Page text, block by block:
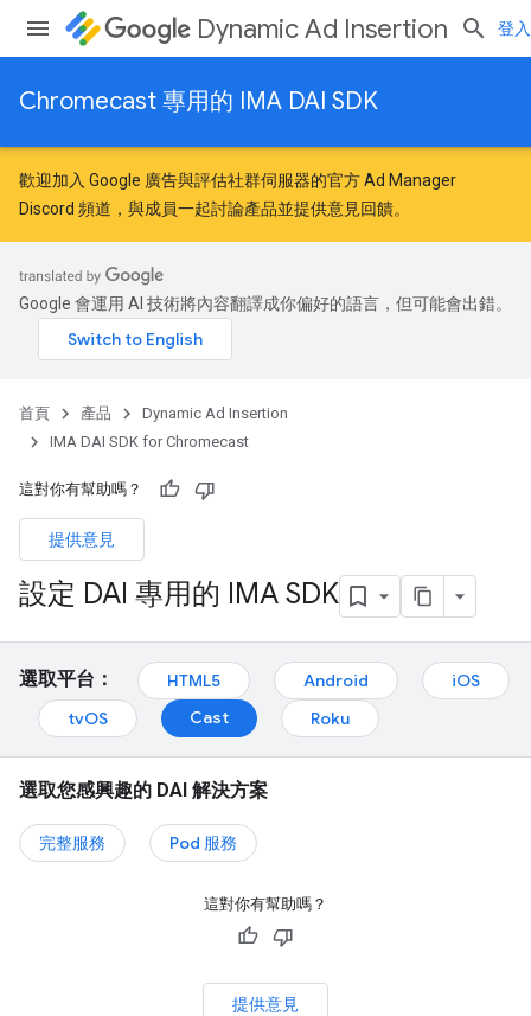
Dynamic Ad Insertion 登入
Chromecast 專用的 IMA DAI SDK
歡迎加入 Google 廣告與評估社群伺服器的官方 Ad Manager
Discord 頻道，與成員一起討論產品並提供意見回饋。
Google 會運用 AI 技術將內容翻譯成你偏好的語言，但可能會出錯。
首頁 產品
Dynamic Ad Insertion
IMA DAI SDK for Chromecast
這對你有幫助嗎？
提供意見
設定 DAI 專用的 IMA SDK
選取平台： HTML5 Android
iOS
tvOS
Cast Roku
選取您感興趣的 DAI 解決方案
完整服務 Pod 服務
這對你有幫助嗎？
提供意見